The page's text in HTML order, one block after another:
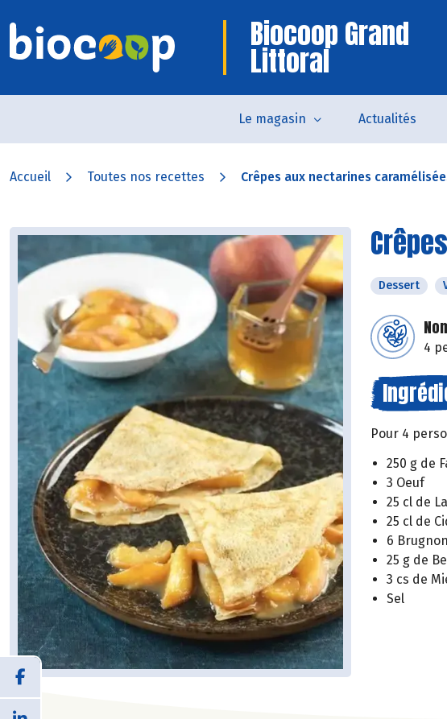
Biocoop Grand
Littoral
Le magasin Actualités
Accueil Toutes nos recettes Crêpes aux nectarines
Dessert
4
Pour 4
250 g de
3 Oeuf
25 cl de
25 cl de
6 Brugnon
25 g de
3 cs de
Sel